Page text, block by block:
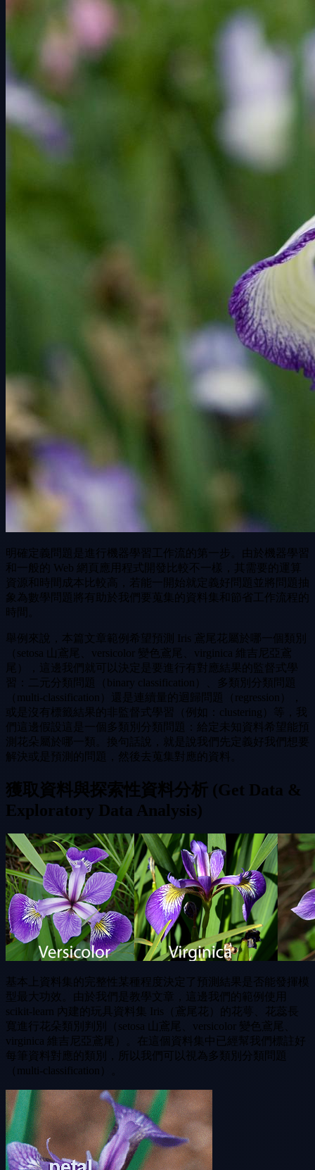
明確定義問題是進行機器學習工作流的第一步。由於機器學習
和一般的 Web 網頁應用程式開發比較不一樣，其需要的運算
資源和時間成本比較高，若能一開始就定義好問題並將問題抽
象為數學問題將有助於我們要蒐集的資料集和節省工作流程的
時間。
舉例來說，本篇文章範例希望預測 Iris 鳶尾花屬於哪一個類別
（setosa 山鳶尾、versicolor 變色鳶尾、virginica 維吉尼亞鳶
尾），這邊我們就可以決定是要進行有對應結果的監督式學
習：二元分類問題（binary classification）、多類別分類問題
（multi-classification）還是連續量的迴歸問題（regression），
或是沒有標籤結果的非監督式學習（例如：clustering）等，我
們這邊假設這是一個多類別分類問題：給定未知資料希望能預
測花朵屬於哪一類。換句話說，就是說我們先定義好我們想要
解決或是預測的問題，然後去蒐集對應的資料。
獲取資料與探索性資料分析 (Get Data &
Exploratory Data Analysis)
基本上資料集的完整性某種程度決定了預測結果是否能發揮模
型最大功效。由於我們是教學文章，這邊我們的範例使用
scikit-learn 內建的玩具資料集 Iris（鳶尾花）的花萼、花蕊長
寬進行花朵類別判別（setosa 山鳶尾、versicolor 變色鳶尾、
virginica 維吉尼亞鳶尾）。在這個資料集中已經幫我們標註好
每筆資料對應的類別，所以我們可以視為多類別分類問題
（multi-classification）。